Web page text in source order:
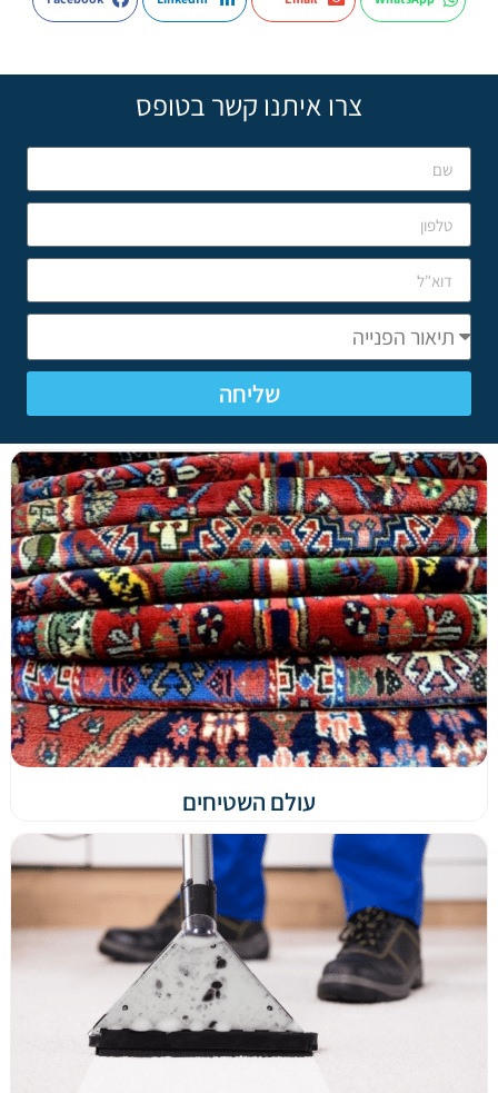
צרו איתנו קשר בטופס
שליחה
עולם השטיחים